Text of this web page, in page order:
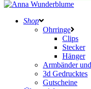
Shop
Ohrringe
Clips
Stecker
Hänger
Armbänder
3d Gedrucktes
Gutscheine